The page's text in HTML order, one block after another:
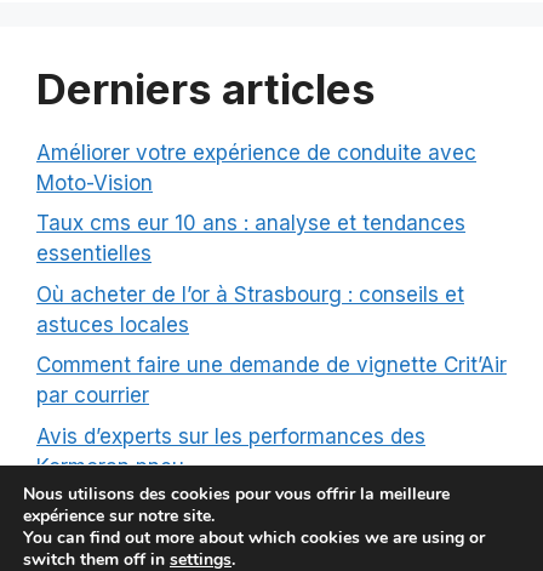
Derniers articles
Améliorer votre expérience de conduite avec
Moto-Vision
Taux cms eur 10 ans : analyse et tendances
essentielles
Où acheter de l’or à Strasbourg : conseils et
astuces locales
Comment faire une demande de vignette Crit’Air
par courrier
Avis d’experts sur les performances des
Kormoran pneu
Nous utilisons des cookies pour vous offrir la meilleure
expérience sur notre site.
You can find out more about which cookies we are using or
switch them off in settings.